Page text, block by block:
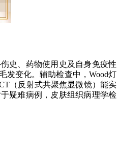
史、药物使用史及自身免疫性
发变化。辅助检查中，Wood灯
（反射式共聚焦显微镜）能实
疑难病例，皮肤组织病理学检